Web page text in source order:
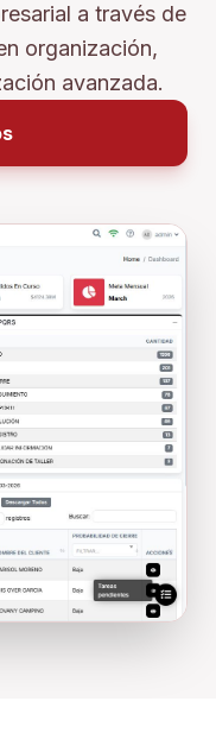
a través de
organización,
avanzada.